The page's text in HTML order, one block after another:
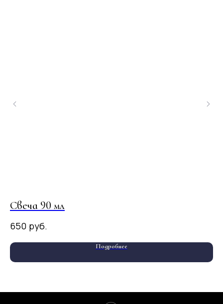
Свеча 90 мл
650 руб.
Подробнее